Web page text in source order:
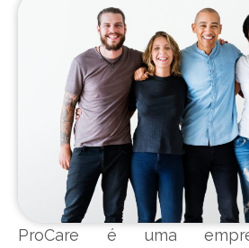
ProCare é uma